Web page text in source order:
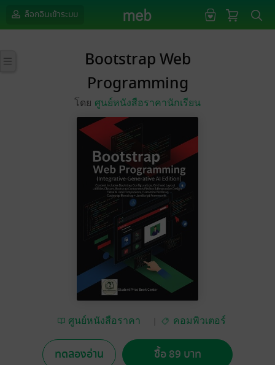
ล็อกอินเข้าระบบ
Bootstrap Web
Programming
โดย ศูนย์หนังสือราคานักเรียน
ศูนย์หนังสือราคา
คอมพิวเตอร์
ทดลองอ่าน ซื้อ 89 บาท